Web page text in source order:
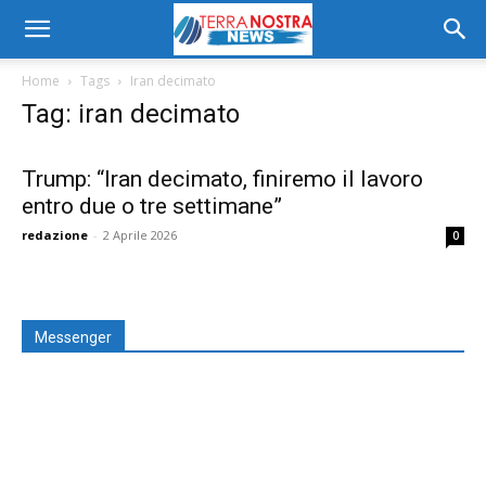
Home Tags Iran decimato
Tag: iran decimato
Trump: “Iran decimato, finiremo il lavoro
entro due o tre settimane”
redazione - 2 Aprile 2026 0
Messenger